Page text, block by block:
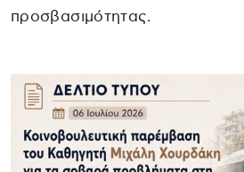
προσβασιμότητας.